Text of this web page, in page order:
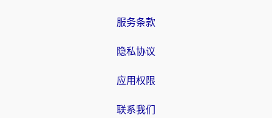
服务条款
隐私协议
应用权限
联系我们